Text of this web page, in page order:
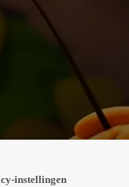
in
instellingen